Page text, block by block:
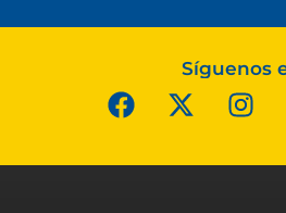
Síguenos